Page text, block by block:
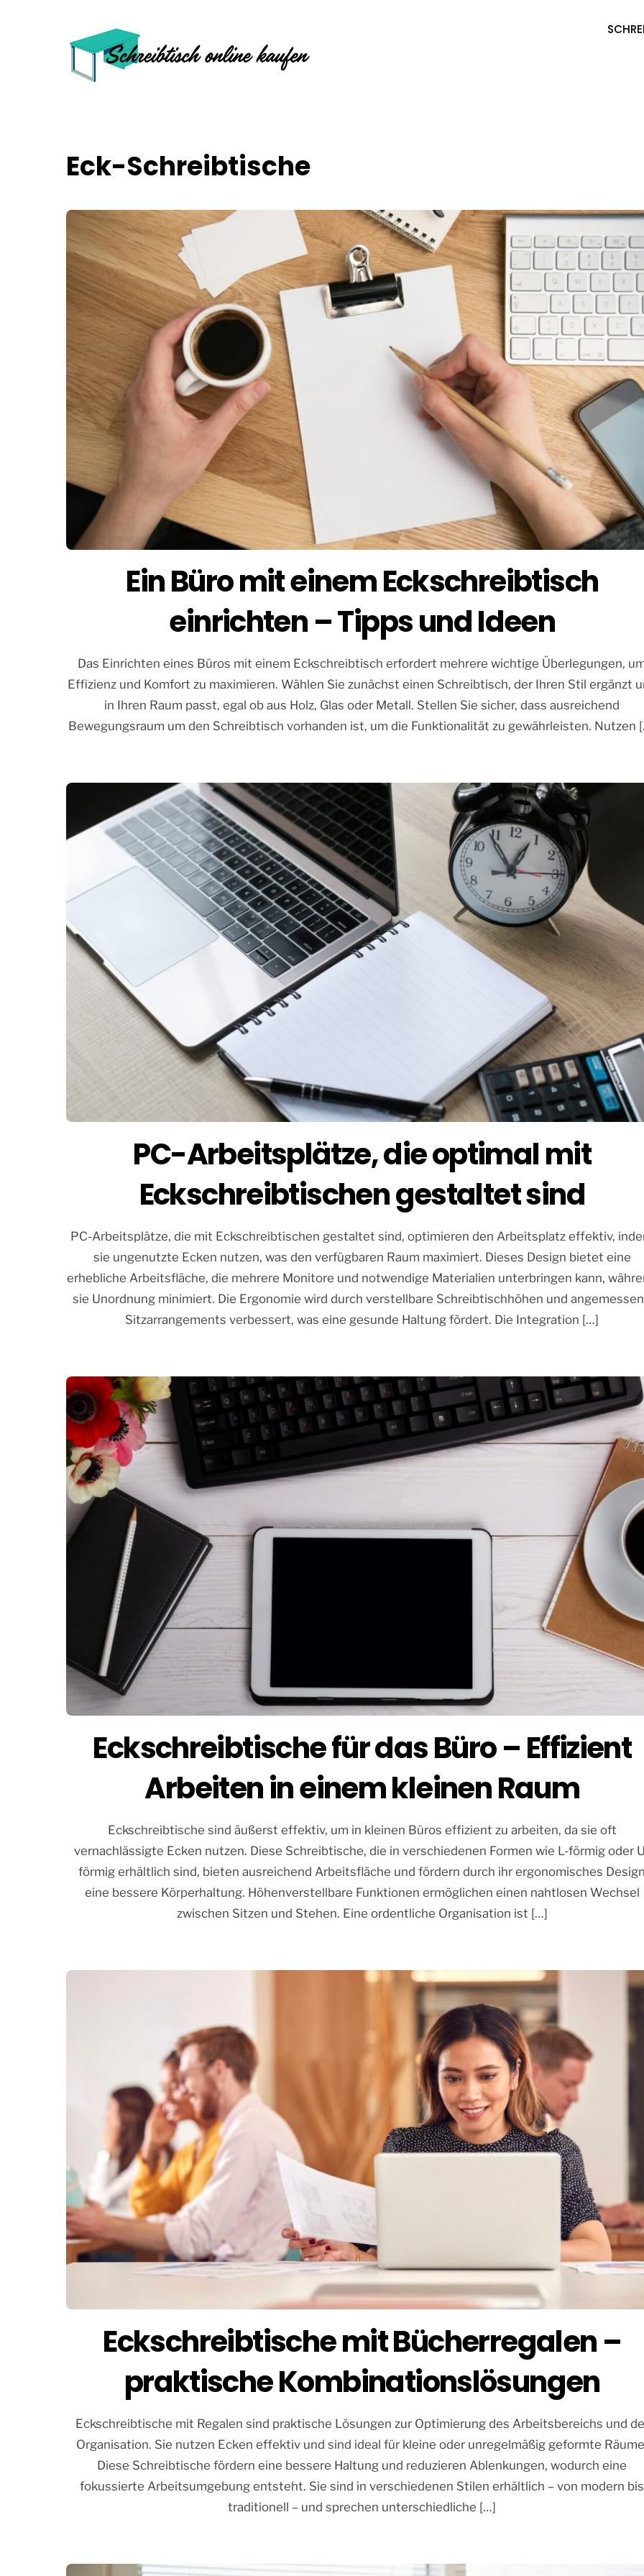
Eck-Schreibtische
Ein Büro mit einem Eckschreibtisch
einrichten – Tipps und Ideen
Das Einrichten eines Büros mit einem Eckschreibtisch erfordert mehrere wichtige Überlegungen,
Effizienz und Komfort zu maximieren. Wählen Sie zunächst einen Schreibtisch, der Ihren Stil ergänzt
in Ihren Raum passt, egal ob aus Holz, Glas oder Metall. Stellen Sie sicher, dass ausreichend
Bewegungsraum um den Schreibtisch vorhanden ist, um die Funktionalität zu gewährleisten. Nutzen
PC-Arbeitsplätze, die optimal mit
Eckschreibtischen gestaltet sind
PC-Arbeitsplätze, die mit Eckschreibtischen gestaltet sind, optimieren den Arbeitsplatz effektiv,
sie ungenutzte Ecken nutzen, was den verfügbaren Raum maximiert. Dieses Design bietet eine
erhebliche Arbeitsfläche, die mehrere Monitore und notwendige Materialien unterbringen kann,
sie Unordnung minimiert. Die Ergonomie wird durch verstellbare Schreibtischhöhen und
Sitzarrangements verbessert, was eine gesunde Haltung fördert. Die Integration […]
Eckschreibtische für das Büro – Effizient
Arbeiten in einem kleinen Raum
Eckschreibtische sind äußerst effektiv, um in kleinen Büros effizient zu arbeiten, da sie oft
vernachlässigte Ecken nutzen. Diese Schreibtische, die in verschiedenen Formen wie L-förmig oder
förmig erhältlich sind, bieten ausreichend Arbeitsfläche und fördern durch ihr ergonomisches
eine bessere Körperhaltung. Höhenverstellbare Funktionen ermöglichen einen nahtlosen Wechsel
zwischen Sitzen und Stehen. Eine ordentliche Organisation ist […]
Eckschreibtische mit Bücherregalen –
praktische Kombinationslösungen
Eckschreibtische mit Regalen sind praktische Lösungen zur Optimierung des Arbeitsbereichs und
Organisation. Sie nutzen Ecken effektiv und sind ideal für kleine oder unregelmäßig geformte
Diese Schreibtische fördern eine bessere Haltung und reduzieren Ablenkungen, wodurch eine
fokussierte Arbeitsumgebung entsteht. Sie sind in verschiedenen Stilen erhältlich – von modern bis
traditionell – und sprechen unterschiedliche […]